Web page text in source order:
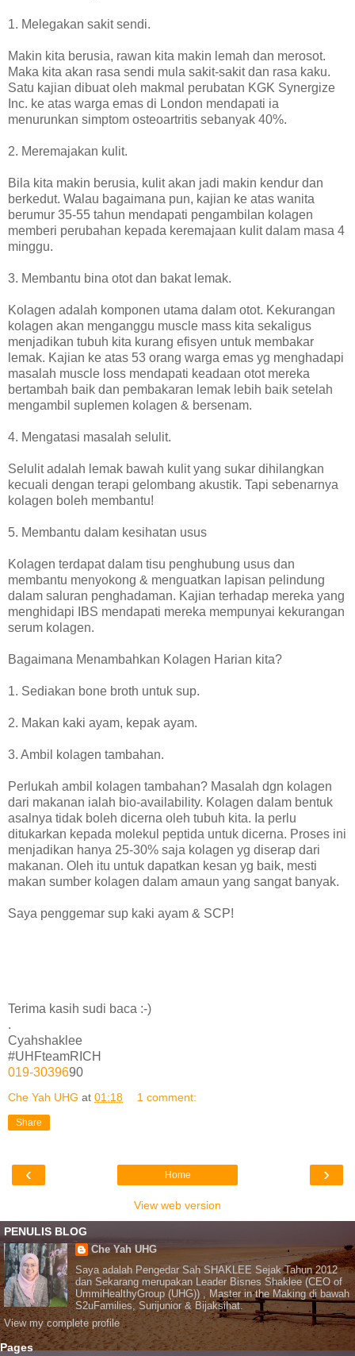
1. Melegakan sakit sendi.
Makin kita berusia, rawan kita makin lemah dan merosot.
Maka kita akan rasa sendi mula sakit-sakit dan rasa kaku.
Satu kajian dibuat oleh makmal perubatan KGK Synergize
Inc. ke atas warga emas di London mendapati ia
menurunkan simptom osteoartritis sebanyak 40%.
2. Meremajakan kulit.
Bila kita makin berusia, kulit akan jadi makin kendur dan
berkedut. Walau bagaimana pun, kajian ke atas wanita
berumur 35-55 tahun mendapati pengambilan kolagen
memberi perubahan kepada keremajaan kulit dalam masa 4
minggu.
3. Membantu bina otot dan bakat lemak.
Kolagen adalah komponen utama dalam otot. Kekurangan
kolagen akan menganggu muscle mass kita sekaligus
menjadikan tubuh kita kurang efisyen untuk membakar
lemak. Kajian ke atas 53 orang warga emas yg menghadapi
masalah muscle loss mendapati keadaan otot mereka
bertambah baik dan pembakaran lemak lebih baik setelah
mengambil suplemen kolagen & bersenam.
4. Mengatasi masalah selulit.
Selulit adalah lemak bawah kulit yang sukar dihilangkan
kecuali dengan terapi gelombang akustik. Tapi sebenarnya
kolagen boleh membantu!
5. Membantu dalam kesihatan usus
Kolagen terdapat dalam tisu penghubung usus dan
membantu menyokong & menguatkan lapisan pelindung
dalam saluran penghadaman. Kajian terhadap mereka yang
menghidapi IBS mendapati mereka mempunyai kekurangan
serum kolagen.
Bagaimana Menambahkan Kolagen Harian kita?
1. Sediakan bone broth untuk sup.
2. Makan kaki ayam, kepak ayam.
3. Ambil kolagen tambahan.
Perlukah ambil kolagen tambahan? Masalah dgn kolagen
dari makanan ialah bio-availability. Kolagen dalam bentuk
asalnya tidak boleh dicerna oleh tubuh kita. Ia perlu
ditukarkan kepada molekul peptida untuk dicerna. Proses ini
menjadikan hanya 25-30% saja kolagen yg diserap dari
makanan. Oleh itu untuk dapatkan kesan yg baik, mesti
makan sumber kolagen dalam amaun yang sangat banyak.
Saya penggemar sup kaki ayam & SCP!
Terima kasih sudi baca :-)
.
Cyahshaklee
#UHFteamRICH
019-3039690
Che Yah UHG at 01:18 1 comment:
Share
‹ ›
Home
View web version
PENULIS BLOG
Che Yah UHG
Saya adalah Pengedar Sah SHAKLEE Sejak Tahun 2012
dan Sekarang merupakan Leader Bisnes Shaklee (CEO of
UmmiHealthyGroup (UHG)) , Master in the Making di bawah
S2uFamilies, Surijunior & Bijaksihat.
View my complete profile
Pages